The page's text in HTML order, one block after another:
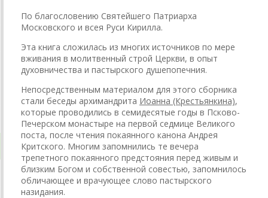
По благословению Святейшего Патриарха
Московского и всея Руси Кирилла.
Эта книга сложилась из многих источников по мере
вживания в молитвенный строй Церкви, в опыт
духовничества и пастырского душепопечния.
Непосредственным материалом для этого сборника
стали беседы архимандрита Иоанна (Крестьянкина),
которые проводились в семидесятые годы в Псково-
Печерском монастыре на первой седмице Великого
поста, после чтения покаянного канона Андрея
Критского. Многим запомнились те вечера
трепетного покаянного предстояния перед живым и
близким Богом и собственной совестью, запомнилось
обличающее и врачующее слово пастырского
назидания.